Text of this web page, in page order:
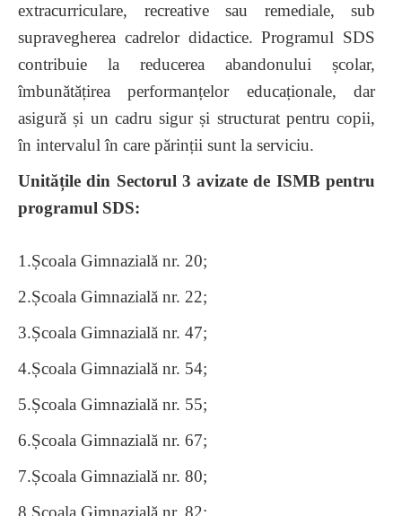
extracurriculare, recreative sau remediale, sub
supravegherea cadrelor didactice. Programul SDS
contribuie la reducerea abandonului școlar,
îmbunătățirea performanțelor educaționale, dar
asigură și un cadru sigur și structurat pentru copii,
în intervalul în care părinții sunt la serviciu.
Unitățile din Sectorul 3 avizate de ISMB pentru
programul SDS:
1.Școala Gimnazială nr. 20;
2.Școala Gimnazială nr. 22;
3.Școala Gimnazială nr. 47;
4.Școala Gimnazială nr. 54;
5.Școala Gimnazială nr. 55;
6.Școala Gimnazială nr. 67;
7.Școala Gimnazială nr. 80;
8.Școala Gimnazială nr. 82;